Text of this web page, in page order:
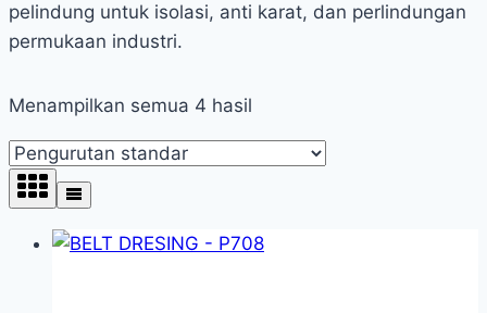
pelindung untuk isolasi, anti karat, dan perlindungan
permukaan industri.
Menampilkan semua 4 hasil